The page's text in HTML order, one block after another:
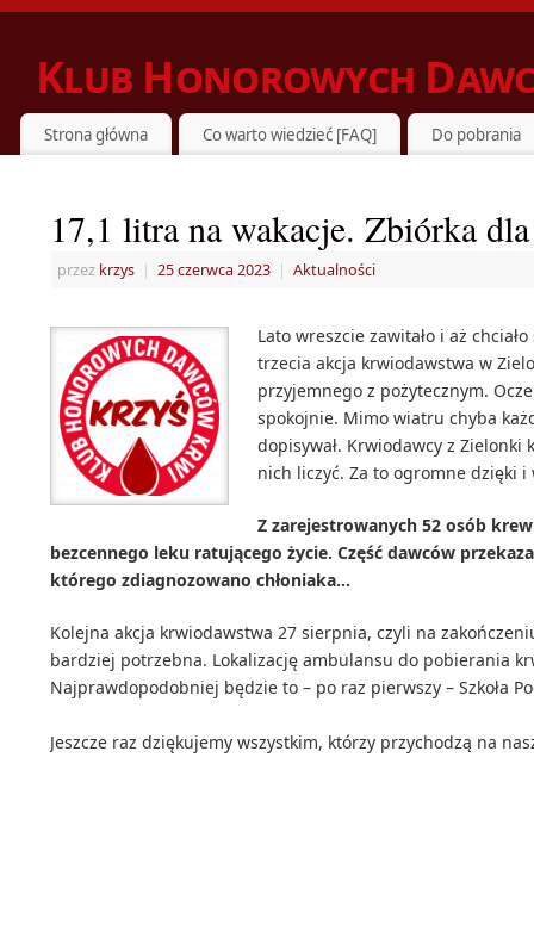
Klub Honorowych
ZIELONKA DZIELI SIĘ KRWIĄ Z POTRZEBUJĄCYMI
Strona główna Co warto wiedzieć [FAQ] Do pobrania
17,1 litra na wakacje. Zbiórka
przez krzys | 25 czerwca 2023 | Aktualności
Lato wreszcie zawitało i aż
trzecia akcja krwiodawstwa w
przyjemnego z pożytecznym.
spokojnie. Mimo wiatru chyba
dopisywał. Krwiodawcy z
nich liczyć. Za to ogromne dzięki
Z zarejestrowanych 52 osób
bezcennego leku ratującego życie. Część dawców
którego zdiagnozowano chłoniaka…
Kolejna akcja krwiodawstwa 27 sierpnia, czyli na
bardziej potrzebna. Lokalizację ambulansu do pobierania
Najprawdopodobniej będzie to – po raz pierwszy – Szkoła
Jeszcze raz dziękujemy wszystkim, którzy przychodzą na